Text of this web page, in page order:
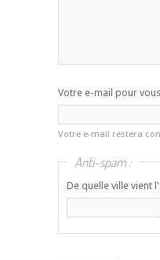
Votre e-mail pour
Votre e-mail restera
Anti-spam :
De quelle ville vient